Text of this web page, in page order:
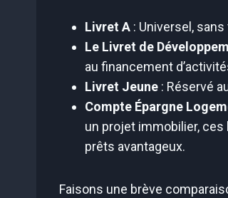
Livret A : Universel,
Le Livret de
au financement
Livret Jeune : Réservé
Compte Épargne
un projet immobilier,
prêts avantageux.
Faisons une brève